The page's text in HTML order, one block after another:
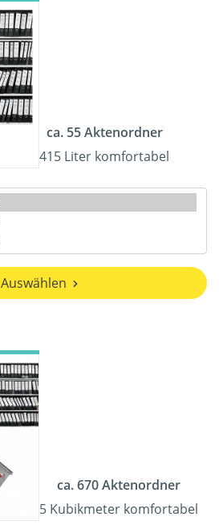
ca. 55 Aktenordner
415 Liter komfortabel
Auswählen
ca. 670 Aktenordner
5 Kubikmeter komfortabel